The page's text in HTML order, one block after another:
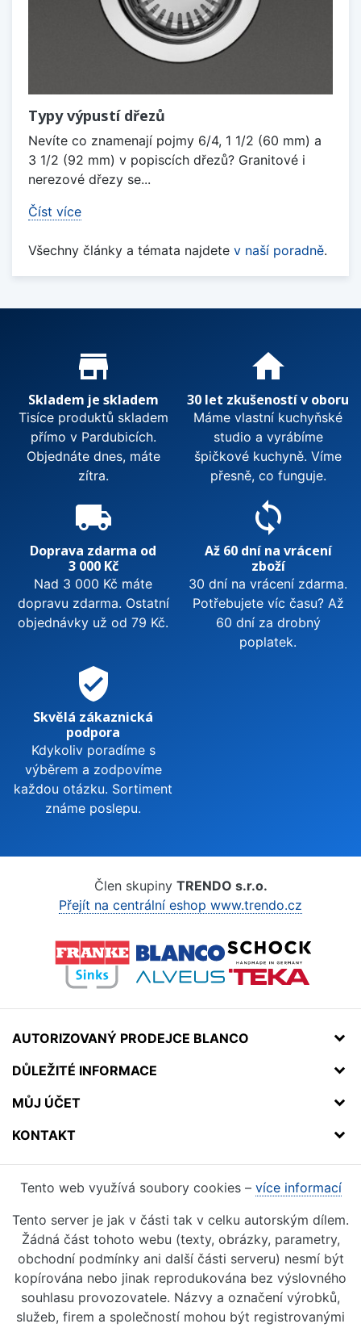
Typy výpustí dřezů
Nevíte co znamenají pojmy 6/4, 1 1/2 (60 mm) a
3 1/2 (92 mm) v popiscích dřezů? Granitové i
nerezové dřezy se...
Číst více
Všechny články a témata najdete v naší poradně.
Proč nakupovat u nás?
store_mall_directory
Skladem je skladem
Tisíce produktů skladem
přímo v Pardubicích.
Objednáte dnes, máte
zítra.
home
30 let zkušeností v oboru
Máme vlastní kuchyňské
studio a vyrábíme
špičkové kuchyně. Víme
přesně, co funguje.
local_shipping
Doprava zdarma od
3 000 Kč
Nad 3 000 Kč máte
dopravu zdarma. Ostatní
objednávky už od 79 Kč.
sync
Až 60 dní na vrácení
zboží
30 dní na vrácení zdarma.
Potřebujete víc času? Až
60 dní za drobný
poplatek.
verified_user
Skvělá zákaznická
podpora
Kdykoliv poradíme s
výběrem a zodpovíme
každou otázku. Sortiment
známe poslepu.
Člen skupiny TRENDO s.r.o.
Přejít na centrální eshop www.trendo.cz
AUTORIZOVANÝ PRODEJCE BLANCO
DŮLEŽITÉ INFORMACE
MŮJ ÚČET
KONTAKT
Tento web využívá soubory cookies – více informací
Tento server je jak v části tak v celku autorským dílem.
Žádná část tohoto webu (texty, obrázky, parametry,
obchodní podmínky ani další části serveru) nesmí být
kopírována nebo jinak reprodukována bez výslovného
souhlasu provozovatele. Názvy a označení výrobků,
služeb, firem a společností mohou být registrovanými